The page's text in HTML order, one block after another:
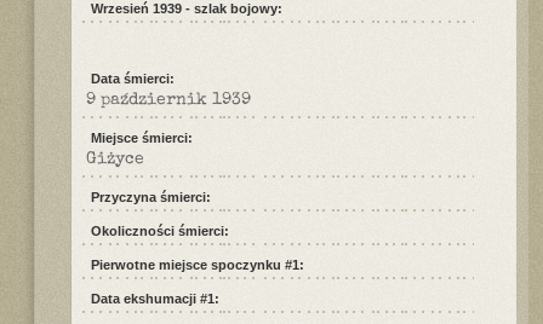
Wrzesień 1939 - szlak bojowy:
Data śmierci:
9 październik 1939
Miejsce śmierci:
Giżyce
Przyczyna śmierci:
Okoliczności śmierci:
Pierwotne miejsce spoczynku #1:
Data ekshumacji #1: